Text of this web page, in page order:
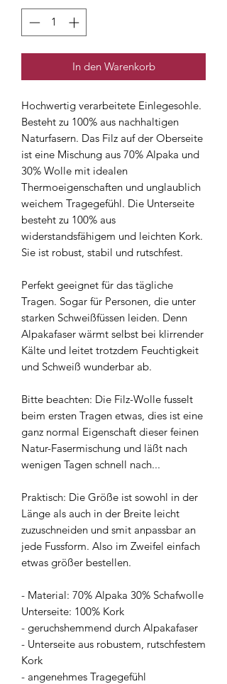
In den Warenkorb
Hochwertig verarbeitete Einlegesohle.
Besteht zu 100% aus nachhaltigen
Naturfasern. Das Filz auf der Oberseite
ist eine Mischung aus 70% Alpaka und
30% Wolle mit idealen
Thermoeigenschaften und unglaublich
weichem Tragegefühl. Die Unterseite
besteht zu 100% aus
widerstandsfähigem und leichten Kork.
Sie ist robust, stabil und rutschfest.
Perfekt geeignet für das tägliche
Tragen. Sogar für Personen, die unter
starken Schweißfüssen leiden. Denn
Alpakafaser wärmt selbst bei klirrender
Kälte und leitet trotzdem Feuchtigkeit
und Schweiß wunderbar ab.
Bitte beachten: Die Filz-Wolle fusselt
beim ersten Tragen etwas, dies ist eine
ganz normal Eigenschaft dieser feinen
Natur-Fasermischung und läßt nach
wenigen Tagen schnell nach...
Praktisch: Die Größe ist sowohl in der
Länge als auch in der Breite leicht
zuzuschneiden und smit anpassbar an
jede Fussform. Also im Zweifel einfach
etwas größer bestellen.
- Material: 70% Alpaka 30% Schafwolle
Unterseite: 100% Kork
- geruchshemmend durch Alpakafaser
- Unterseite aus robustem, rutschfestem
Kork
- angenehmes Tragegefühl